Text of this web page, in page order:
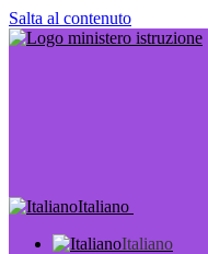
Salta al contenuto
Italiano
Italiano